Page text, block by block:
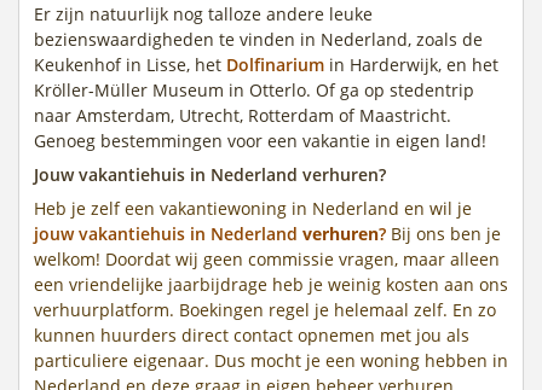
Er zijn natuurlijk nog talloze andere leuke
bezienswaardigheden te vinden in Nederland, zoals de
Keukenhof in Lisse, het Dolfinarium in Harderwijk, en het
Kröller-Müller Museum in Otterlo. Of ga op stedentrip
naar Amsterdam, Utrecht, Rotterdam of Maastricht.
Genoeg bestemmingen voor een vakantie in eigen land!
Jouw vakantiehuis in Nederland verhuren?
Heb je zelf een vakantiewoning in Nederland en wil je
jouw vakantiehuis in Nederland verhuren? Bij ons ben je
welkom! Doordat wij geen commissie vragen, maar alleen
een vriendelijke jaarbijdrage heb je weinig kosten aan ons
verhuurplatform. Boekingen regel je helemaal zelf. En zo
kunnen huurders direct contact opnemen met jou als
particuliere eigenaar. Dus mocht je een woning hebben in
Nederland en deze graag in eigen beheer verhuren